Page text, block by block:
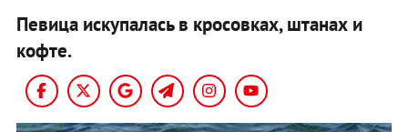
Певица искупалась в кросовках, штанах и
кофте.